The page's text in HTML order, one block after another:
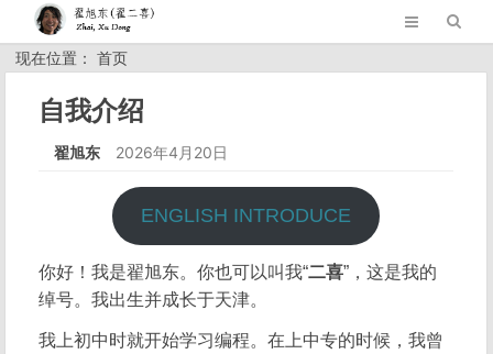
现在位置： 首页
自我介绍
翟旭东 2026年4月20日
ENGLISH INTRODUCE
你好！我是翟旭东。你也可以叫我“二喜”，这是我的
绰号。我出生并成长于天津。
我上初中时就开始学习编程。在上中专的时候，我曾